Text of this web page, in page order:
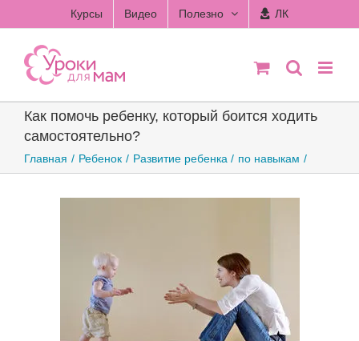
to
content
Курсы Видео Полезно ЛК
Как помочь ребенку, который боится ходить
самостоятельно?
Главная Ребенок Развитие ребенка по навыкам